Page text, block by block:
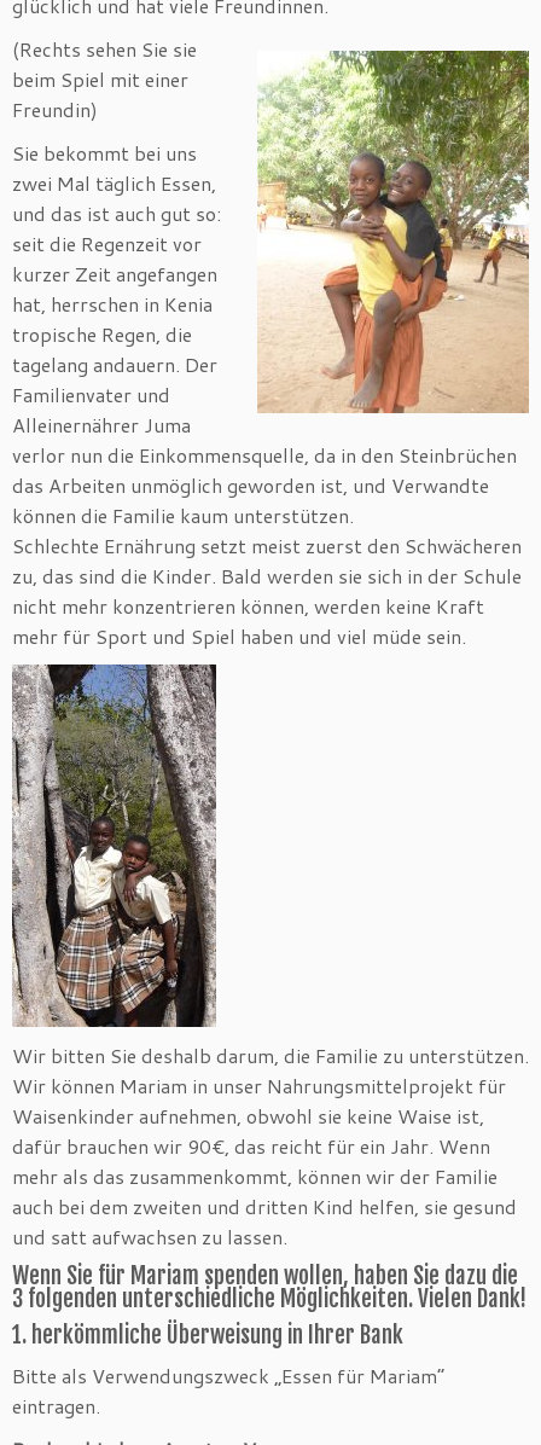
(Rechts sehen Sie sie
beim Spiel mit einer
Freundin)
Sie bekommt bei uns
zwei Mal täglich Essen,
und das ist auch gut so:
seit die Regenzeit vor
kurzer Zeit angefangen
hat, herrschen in Kenia
tropische Regen, die
tagelang andauern. Der
Familienvater und
Alleinernährer Juma
verlor nun die Einkommensquelle, da in den Steinbrüchen
das Arbeiten unmöglich geworden ist, und Verwandte
können die Familie kaum unterstützen.
Schlechte Ernährung setzt meist zuerst den Schwächeren
zu, das sind die Kinder. Bald werden sie sich in der Schule
nicht mehr konzentrieren können, werden keine Kraft
mehr für Sport und Spiel haben und viel müde sein.
Wir bitten Sie deshalb darum, die Familie zu unterstützen.
Wir können Mariam in unser Nahrungsmittelprojekt für
Waisenkinder aufnehmen, obwohl sie keine Waise ist,
dafür brauchen wir 90€, das reicht für ein Jahr. Wenn
mehr als das zusammenkommt, können wir der Familie
auch bei dem zweiten und dritten Kind helfen, sie gesund
und satt aufwachsen zu lassen.
Wenn Sie für Mariam spenden wollen, haben Sie dazu die
3 folgenden unterschiedliche Möglichkeiten. Vielen Dank!
1. herkömmliche Überweisung in Ihrer Bank
Bitte als Verwendungszweck „Essen für Mariam“
eintragen.